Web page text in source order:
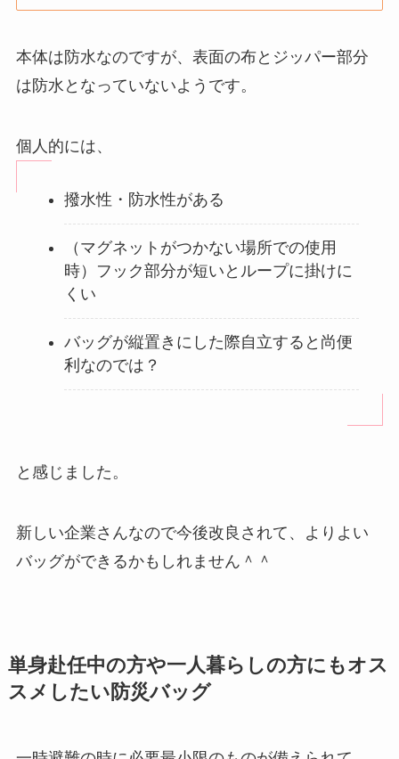
本体は防水なのですが、表面の布とジッパー部分
は防水となっていないようです。
個人的には、
撥水性・防水性がある
（マグネットがつかない場所での使用
時）フック部分が短いとループに掛けに
くい
バッグが縦置きにした際自立すると尚便
利なのでは？
と感じました。
新しい企業さんなので今後改良されて、よりよい
バッグができるかもしれません＾＾
単身赴任中の方や一人暮らしの方にもオス
スメしたい防災バッグ